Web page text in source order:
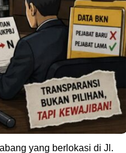
yang berlokasi di Jl.